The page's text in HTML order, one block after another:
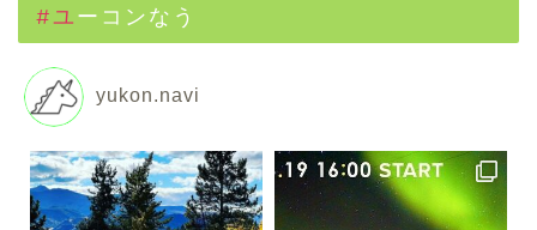
#ユーコンなう
yukon.navi